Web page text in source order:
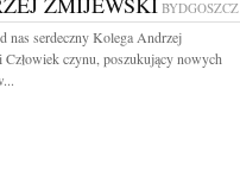
BYDGOSZCZ
nas serdeczny Kolega Andrzej
czynu, poszukujący nowych